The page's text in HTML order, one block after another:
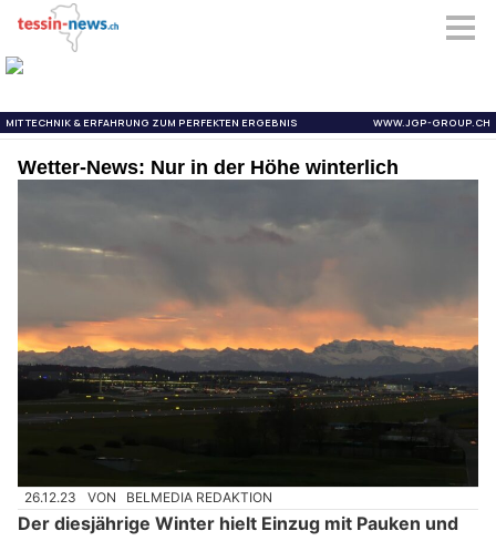
Wetter-News: Nur in der Höhe winterlich
26.12.23 VON BELMEDIA REDAKTION
Der diesjährige Winter hielt Einzug mit Pauken und